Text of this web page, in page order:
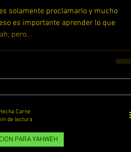
solamente proclamarlo y mucho
es importante aprender lo que
pero...
PARA YAHWEH
Carne
de lectura